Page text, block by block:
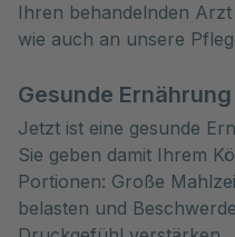
Ihren behandelnden
wie auch an unsere
Gesunde Ernährung
Jetzt ist eine gesunde
Sie geben damit Ihrem
Portionen: Große
belasten und